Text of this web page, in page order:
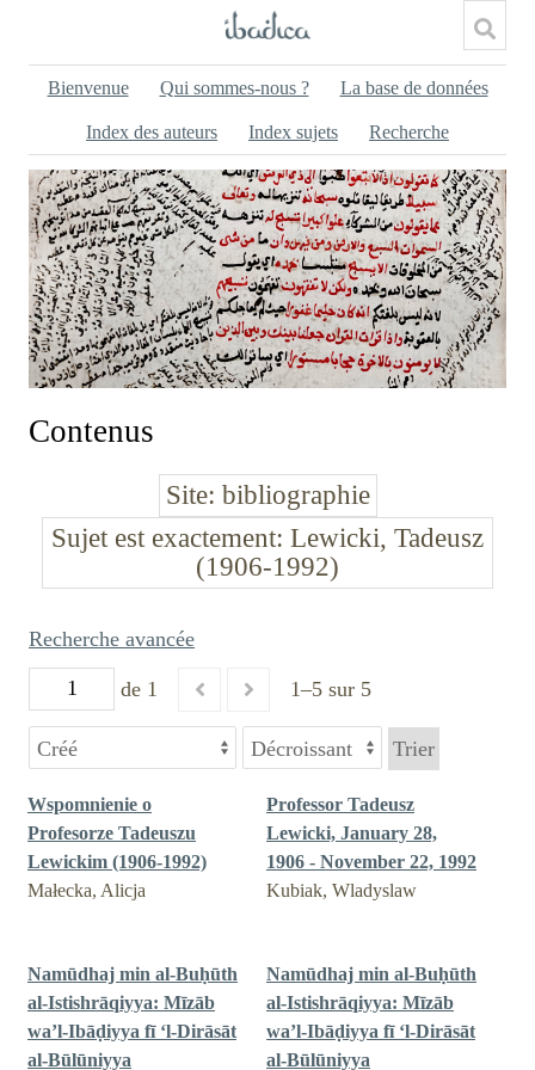
Bienvenue Qui sommes-nous ? La base de données
Index des auteurs Index sujets Recherche
Contenus
Site bibliographie
Sujet est exactement Lewicki, Tadeusz
(1906-1992)
de 1 1–5 sur 5
Recherche avancée
Trier
Wspomnienie o
Profesorze Tadeuszu
Lewickim (1906-1992)
Małecka, Alicja
Professor Tadeusz
Lewicki, January 28,
1906 - November 22, 1992
Kubiak, Wladyslaw
Namūdhaj min al-Buḥūth
al-Istishrāqiyya: Mīzāb
wa’l-Ibāḍiyya fī ‘l-Dirāsāt
al-Būlūniyya
Namūdhaj min al-Buḥūth
al-Istishrāqiyya: Mīzāb
wa’l-Ibāḍiyya fī ‘l-Dirāsāt
al-Būlūniyya